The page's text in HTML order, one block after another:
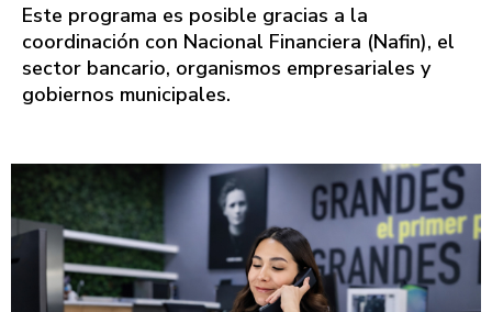
Este programa es posible gracias a la
coordinación con Nacional Financiera (Nafin), el
sector bancario, organismos empresariales y
gobiernos municipales.